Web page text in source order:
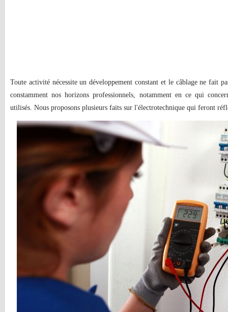
Toute activité nécessite un développement constant et le câblage ne fait
constamment nos horizons professionnels, notamment en ce qui
utilisés. Nous proposons plusieurs faits sur l'électrotechnique qui feront